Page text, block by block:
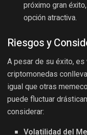
próximo gran
opción atractiva.
Riesgos y
A pesar de su éxito,
criptomonedas
igual que otras
puede fluctuar
considerar:
Volatilidad del